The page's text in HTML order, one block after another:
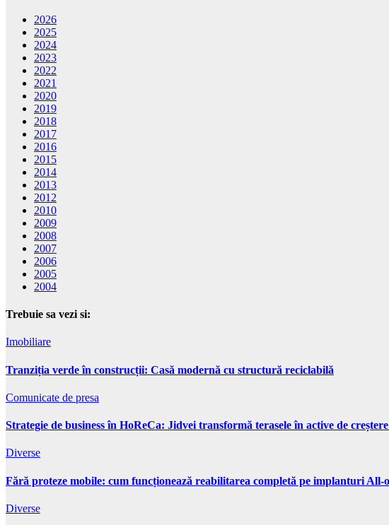
2026
2025
2024
2023
2022
2021
2020
2019
2018
2017
2016
2015
2014
2013
2012
2010
2009
2008
2007
2006
2005
2004
Trebuie sa vezi si:
Imobiliare
Tranziția verde în construcții: Casă modernă cu structură reciclabilă
Comunicate de presa
Strategie de business în HoReCa: Jidvei transformă terasele în active de
Diverse
Fără proteze mobile: cum funcționează reabilitarea completă pe implanturi All-
Diverse